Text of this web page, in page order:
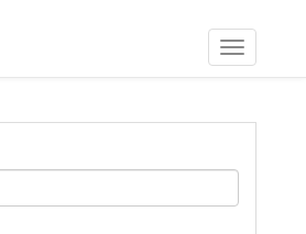
Toggle